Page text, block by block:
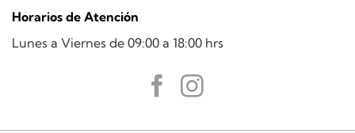
Horarios de Atención
Lunes a Viernes de 09:00 a 18:00 hrs